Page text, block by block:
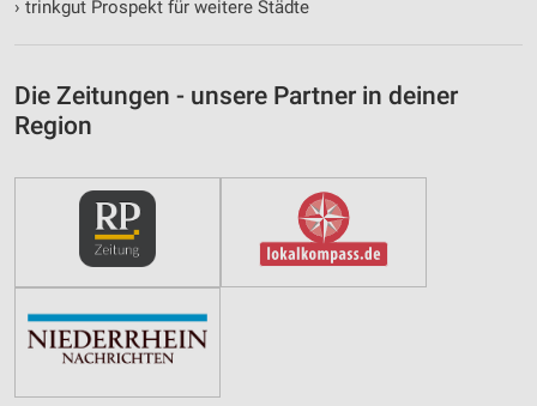
› trinkgut Prospekt für weitere Städte
Die Zeitungen - unsere Partner in deiner
Region
Funktional